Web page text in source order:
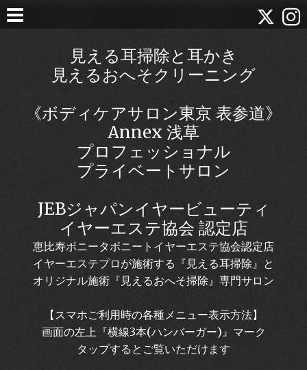
見える耳掃除と耳かき
見えるおへそクリーニング
《ボディケアサロン東京 表参道》
Annex 浅草
プロフェッショナル
プライベートサロン
JEBジャパンイヤービューティ
イヤーエステ協会 認定店
恵比寿ボニータボニートイヤーエステ協会認定店
イヤーエステプロが施術する『見える耳掃除』と
オリジナル施術『見えるおへそ掃除』専門サロン
【スマホご利用時の各種メニュー表示方法】
画面の左上『横線3本(ハンバーガー)』マーク
タップするとご覧いただけます